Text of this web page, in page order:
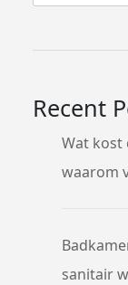
Recent
Wat kost
waarom
sanitair